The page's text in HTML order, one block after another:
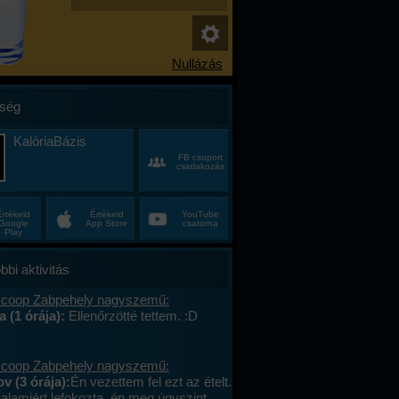
KalóriaBázis
FB csoport
csatlakozás
Play
Értékeld
App Store
YouTube
csatorna
aktivitás
Zabpehely nagyszemű:
(1 órája): Ellenőrzötté tettem. :D
Zabpehely nagyszemű:
(3 órája):Én vezettem fel ezt az ételt.